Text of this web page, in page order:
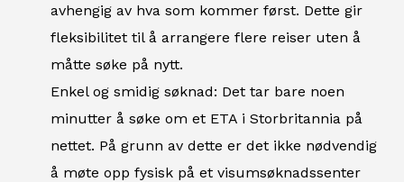
avhengig av hva som kommer først. Dette gir
fleksibilitet til å arrangere flere reiser uten å
måtte søke på nytt.
Enkel og smidig søknad: Det tar bare noen
minutter å søke om et ETA i Storbritannia på
nettet. På grunn av dette er det ikke nødvendig
å møte opp fysisk på et visumsøknadssenter